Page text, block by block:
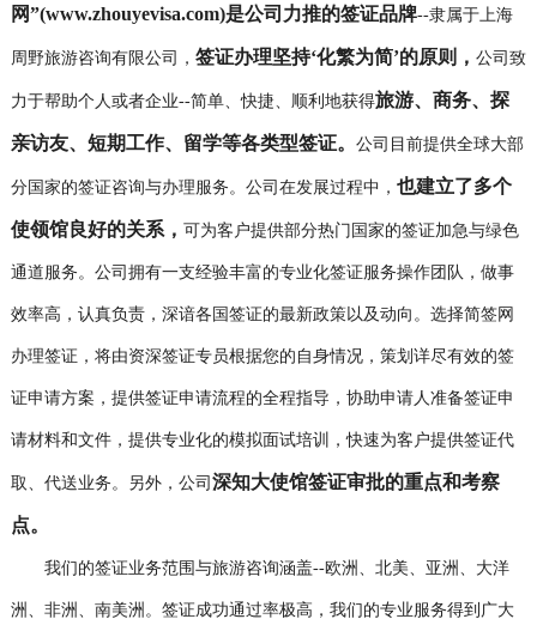
关于我们
联系我们
网”(www.zhouyevisa.com)是公司力推的签证品牌--隶属于上海
周野旅游咨询有限公司， 签证办理坚持‘化繁为简’的原则， 公司致
力于帮助个人或者企业--简单、快捷、顺利地获得旅游、商务、探
亲访友、短期工作、留学等各类型签证。 公司目前提供全球大部
分国家的签证咨询与办理服务。公司在发展过程中， 也建立了多个
使领馆良好的关系， 可为客户提供部分热门国家的签证加急与绿色
通道服务。 公司拥有一支经验丰富的专业化签证服务操作团队，做事
效率高，认真负责，深谙各国签证的最新政策以及动向。选择简签网
办理签证，将由资深签证专员根据您的自身情况，策划详尽有效的签
证申请方案，提供签证申请流程的全程指导，协助申请人准备签证申
请材料和文件，提供专业化的模拟面试培训，快速为客户提供签证代
取、代送业务。另外，公司 深知大使馆签证审批的重点和考察
点。
我们的签证业务范围与旅游咨询涵盖--欧洲、北美、亚洲、大洋
洲、非洲、南美洲。签证成功通过率极高，我们的专业服务得到广大